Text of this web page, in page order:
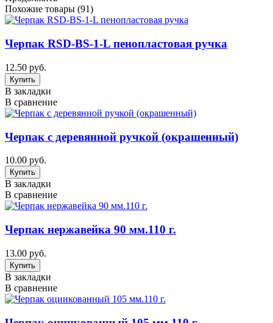
Похожие товары (91)
Черпак RSD-BS-1-L пенопластовая ручка
12.50 руб.
В закладки
В сравнение
Черпак с деревянной ручкой (окрашенный)
10.00 руб.
В закладки
В сравнение
Черпак нержавейка 90 мм.110 г.
13.00 руб.
В закладки
В сравнение